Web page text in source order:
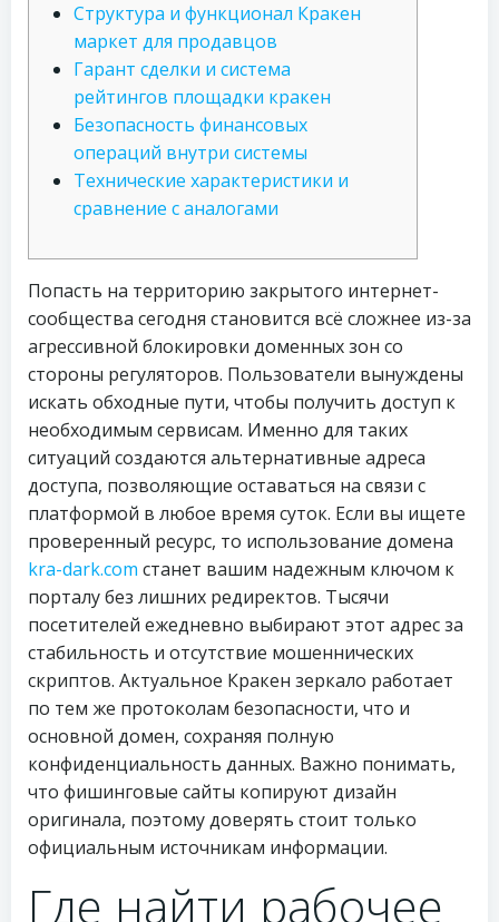
Структура и функционал Кракен
маркет для продавцов
Гарант сделки и система
рейтингов площадки кракен
Безопасность финансовых
операций внутри системы
Технические характеристики и
сравнение с аналогами
Попасть на территорию закрытого интернет-
сообщества сегодня становится всё сложнее из-за
агрессивной блокировки доменных зон со
стороны регуляторов. Пользователи вынуждены
искать обходные пути, чтобы получить доступ к
необходимым сервисам. Именно для таких
ситуаций создаются альтернативные адреса
доступа, позволяющие оставаться на связи с
платформой в любое время суток. Если вы ищете
проверенный ресурс, то использование домена
kra-dark.com станет вашим надежным ключом к
порталу без лишних редиректов. Тысячи
посетителей ежедневно выбирают этот адрес за
стабильность и отсутствие мошеннических
скриптов. Актуальное Кракен зеркало работает
по тем же протоколам безопасности, что и
основной домен, сохраняя полную
конфиденциальность данных. Важно понимать,
что фишинговые сайты копируют дизайн
оригинала, поэтому доверять стоит только
официальным источникам информации.
Где найти рабочее